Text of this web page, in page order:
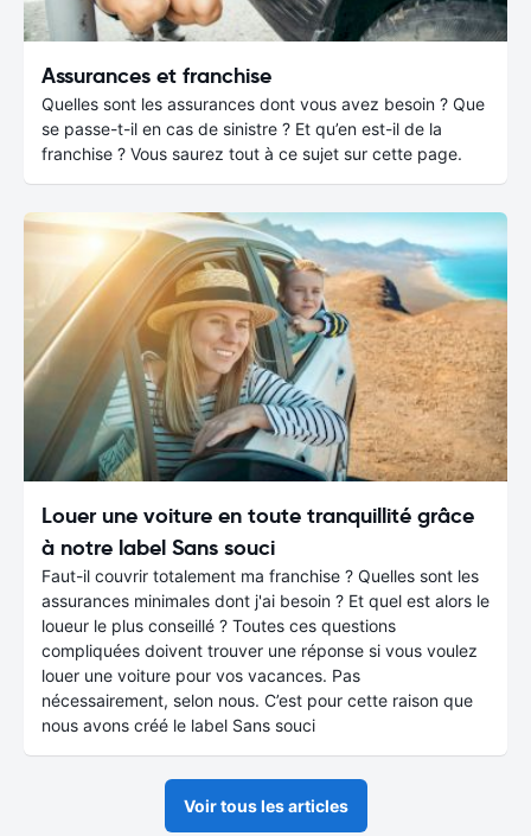
Assurances et franchise
Quelles sont les assurances dont vous avez besoin ? Que
se passe-t-il en cas de sinistre ? Et qu’en est-il de la
franchise ? Vous saurez tout à ce sujet sur cette page.
Louer une voiture en toute tranquillité grâce
à notre label Sans souci
Faut-il couvrir totalement ma franchise ? Quelles sont les
assurances minimales dont j'ai besoin ? Et quel est alors le
loueur le plus conseillé ? Toutes ces questions
compliquées doivent trouver une réponse si vous voulez
louer une voiture pour vos vacances. Pas
nécessairement, selon nous. C’est pour cette raison que
nous avons créé le label Sans souci
Voir tous les articles